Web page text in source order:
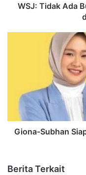
WSJ: Tidak Ada
Giona-Subhan
Berita Terkait